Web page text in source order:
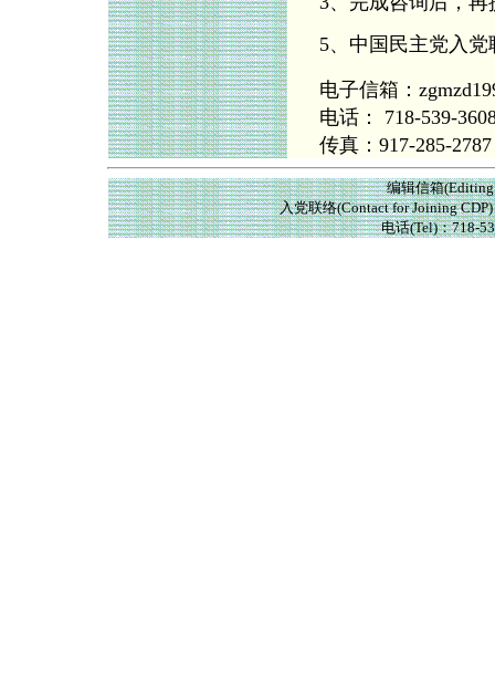
5、中国民主党入党
电子信箱：
电话： 718-539-
传真：917-285-2787
编辑信箱
入党联络(Contact for Joining
电话(Tel)：718-